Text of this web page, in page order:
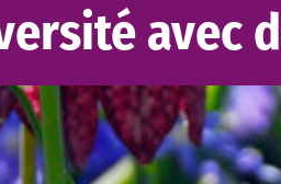
avec